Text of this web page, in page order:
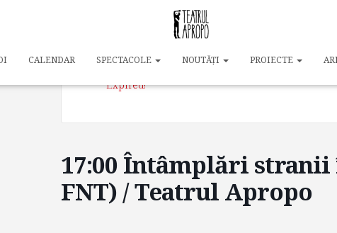
CALENDAR SPECTACOLE NOUTĂȚI PROIECTE
21 oct. 2024
Expired!
17:00 Întâmplări
FNT) / Teatrul Apropo